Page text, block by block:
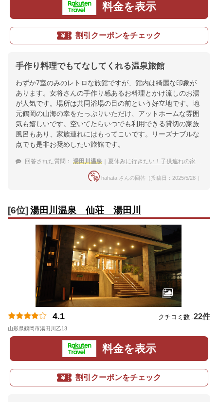
料金を表示
割引クーポンをチェック
手作り料理でもてなしてくれる温泉旅館
わずか7室のみのレトロな旅館ですが、館内は綺麗な印象が
あります。女将さんの手作り感あるお料理とかけ流しのお湯
が人気です。場所は共同浴場の目の前という好立地です。地
元鶴岡の山海の幸をたっぷりいただけ、アットホームな雰囲
気も嬉しいです。空いてたらいつでも利用できる貸切の家族
風呂もあり、家族連れにはもってこいです。リーズナブルな
点でも是非お奨めしたい旅館です。
回答された質問： 湯田川温泉 ｜夏休みに行きたい！子供連れの家族におすすめの宿は？
hahata さんの回答（投稿日：2025/5/28 ）
[6位] 湯田川温泉 仙荘 湯田川
4.1 クチコミ数 :22件
山形県鶴岡市湯田川乙13
料金を表示
割引クーポンをチェック